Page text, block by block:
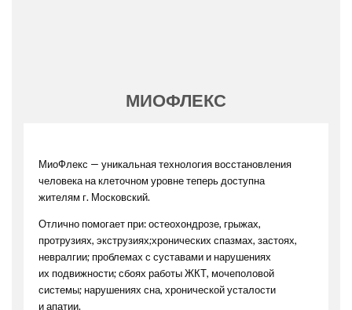
МИОФЛЕКС
МиоФлекс — уникальная технология восстановления
человека на клеточном уровне теперь доступна
жителям г. Московский.
Отлично помогает при: остеохондрозе, грыжах,
протрузиях, экструзиях;хронических спазмах, застоях,
невралгии; проблемах с суставами и нарушениях
их подвижности; сбоях работы ЖКТ, мочеполовой
системы; нарушениях сна, хронической усталости
и апатии.